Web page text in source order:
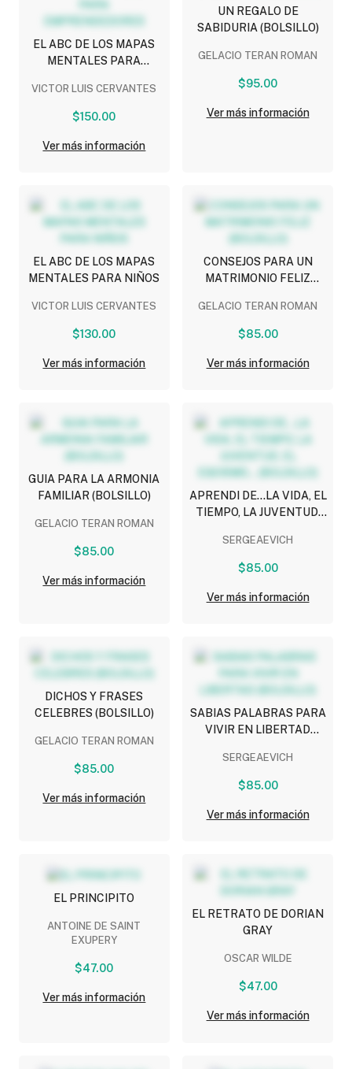
EL ABC DE LOS MAPAS
MENTALES PARA
VICTOR LUIS CERVANTES
$150.00
Ver más información
UN REGALO DE
SABIDURIA (BOLSILLO)
GELACIO TERAN ROMAN
$95.00
Ver más información
EL ABC DE LOS MAPAS
MENTALES PARA NIÑOS
VICTOR LUIS CERVANTES
$130.00
Ver más información
CONSEJOS PARA UN
MATRIMONIO FELIZ
GELACIO TERAN ROMAN
$85.00
Ver más información
GUIA PARA LA ARMONIA
FAMILIAR (BOLSILLO)
GELACIO TERAN ROMAN
$85.00
Ver más información
APRENDI DE...LA VIDA, EL
TIEMPO, LA JUVENTUD,
SERGEAEVICH
$85.00
Ver más información
DICHOS Y FRASES
CELEBRES (BOLSILLO)
GELACIO TERAN ROMAN
$85.00
Ver más información
SABIAS PALABRAS PARA
VIVIR EN LIBERTAD
SERGEAEVICH
$85.00
Ver más información
EL PRINCIPITO
ANTOINE DE SAINT
EXUPERY
$47.00
Ver más información
EL RETRATO DE DORIAN
GRAY
OSCAR WILDE
$47.00
Ver más información